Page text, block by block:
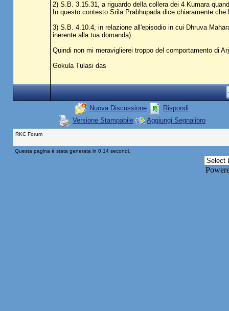
2) S.B. 3.15.31, a riguardo della collera dei 4 Kumara
In questo contesto Srila Prabhupada dice chiaramente
3) S.B. 4.10.4, in relazione all'episodio in cui Dhruva
inerente alla tua domanda).
Quindi non mi meraviglierei troppo del comportamento di
Gokula Tulasi das
Nuova Discussione
Rispondi
Versione Stampabile
Aggiungi Segnalibro
RKC Forum
Questa pagina è stata generata in 0,14 secondi.